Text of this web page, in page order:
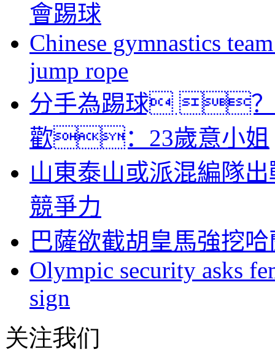
會踢球
Chinese gymnastics
jump rope
分手為踢球 ？
歡：23歲意小姐
山東泰山或派混編隊
競爭力
巴薩欲截胡皇馬強挖
Olympic security asks
sign
关注我们